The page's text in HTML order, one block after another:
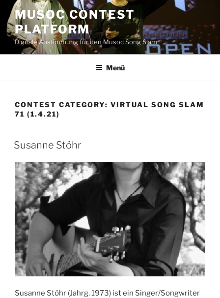
Zum
Inhalt
springen
MUSOC CONTEST
PLATFORM
Digitale Abstimmung für den Musoc Song Slam
Menü
CONTEST CATEGORY:VIRTUAL SONG SLAM
71 (1.4.21)
Susanne Stöhr
Susanne Stöhr (Jahrg. 1973) ist ein Singer/Songwriter